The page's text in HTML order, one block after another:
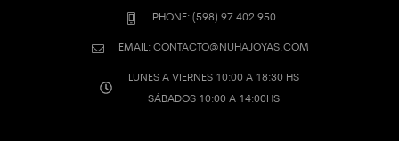
PHONE: (598) 97 402 950
EMAIL: CONTACTO@NUHAJOYAS.COM
LUNES A VIERNES 10:00 A 18:30 HS
SÁBADOS 10:00 A 14:00HS